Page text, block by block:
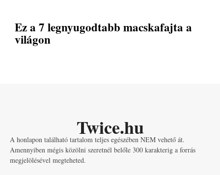
Ez a 7 legnyugodtabb macskafajta a
világon
Twice.hu
A honlapon található tartalom teljes egészében NEM vehető át.
Amennyiben mégis közölni szeretnél belőle 300 karakterig a forrás
megjelölésével megteheted.